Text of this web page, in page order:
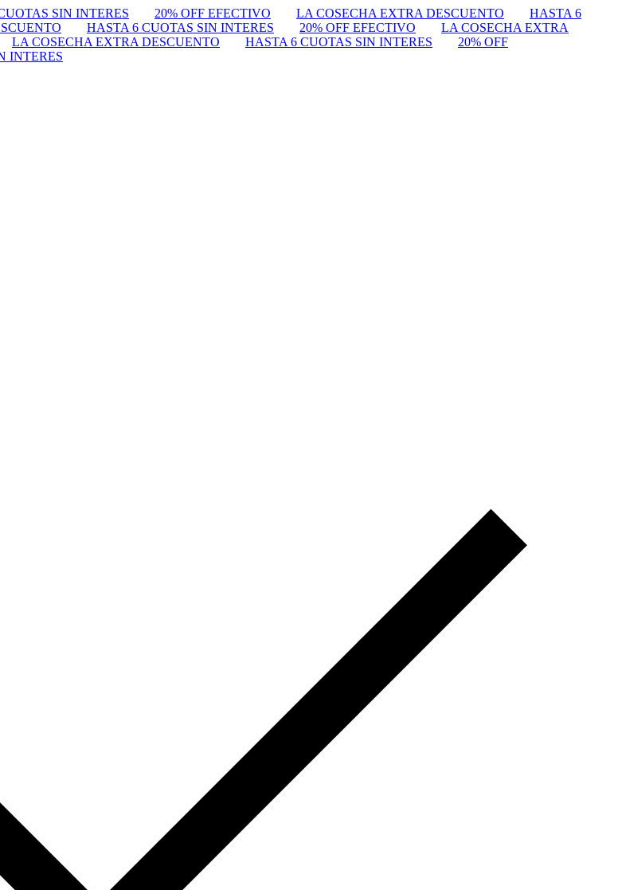
SIN INTERES 20% OFF EFECTIVO LA COSECHA EXTRA DESCUENTO
HASTA 6
HASTA 6 CUOTAS SIN INTERES 20% OFF EFECTIVO
LA COSECHA EXTRA
LA COSECHA EXTRA DESCUENTO HASTA 6 CUOTAS SIN INTERES
20% OFF
INTERES